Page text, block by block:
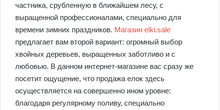
частника, срубленную в ближайшем лесу, с
выращенной профессионалами, специально для
времени зимних праздников. Магазин elki.sale
предлагает вам второй вариант: огромный выбор
хвойных деревьев, выращенных заботливо и с
любовью. В данном интернет-магазине вас сразу же
посетит ощущение, что продажа елок здесь
осуществляется на совершенно ином уровне:
благодаря регулярному поливу, специально